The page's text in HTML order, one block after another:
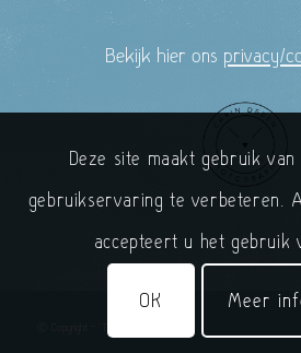
Bekijk hier ons privacy/
Deze site maakt gebruik van
gebruikservaring te verbeteren.
accepteert u het gebruik
OK Meer